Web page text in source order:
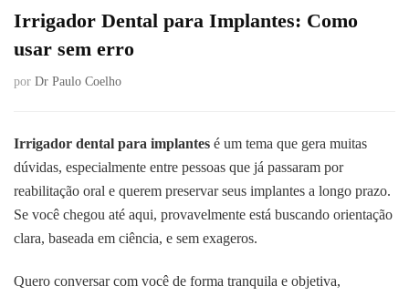
Irrigador Dental para Implantes: Como
usar sem erro
por Dr Paulo Coelho
Irrigador dental para implantes é um tema que gera muitas
dúvidas, especialmente entre pessoas que já passaram por
reabilitação oral e querem preservar seus implantes a longo prazo.
Se você chegou até aqui, provavelmente está buscando orientação
clara, baseada em ciência, e sem exageros.
Quero conversar com você de forma tranquila e objetiva,